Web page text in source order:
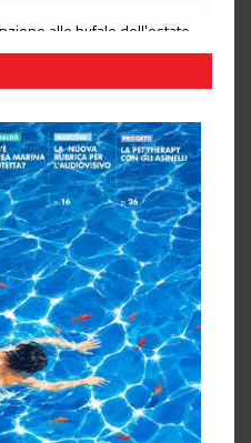
alle bufale dell'estate
Leggi tutto